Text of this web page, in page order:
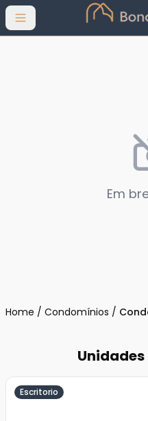
Abrir menu
Em
Home / Condomínios /
Escritorio